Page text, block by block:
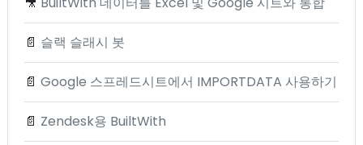
📄 슬랙 슬래시 봇
📄 Google 스프레드시트에서 IMPORTDATA 사용하기
📄 Zendesk용 BuiltWith